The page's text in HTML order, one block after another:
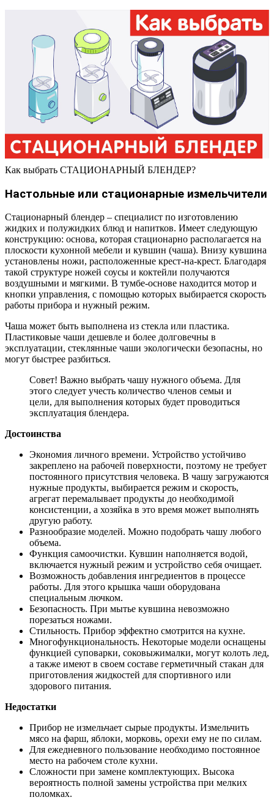
Как выбрать СТАЦИОНАРНЫЙ БЛЕНДЕР?
Настольные или стационарные измельчители
Стационарный блендер – специалист по изготовлению
жидких и полужидких блюд и напитков. Имеет следующую
конструкцию: основа, которая стационарно располагается на
плоскости кухонной мебели и кувшин (чаша). Внизу кувшина
установлены ножи, расположенные крест-на-крест. Благодаря
такой структуре ножей соусы и коктейли получаются
воздушными и мягкими. В тумбе-основе находится мотор и
кнопки управления, с помощью которых выбирается скорость
работы прибора и нужный режим.
Чаша может быть выполнена из стекла или пластика.
Пластиковые чаши дешевле и более долговечны в
эксплуатации, стеклянные чаши экологически безопасны, но
могут быстрее разбиться.
Совет! Важно выбрать чашу нужного объема. Для
этого следует учесть количество членов семьи и
цели, для выполнения которых будет проводиться
эксплуатация блендера.
Достоинства
Экономия личного времени. Устройство устойчиво
закреплено на рабочей поверхности, поэтому не требует
постоянного присутствия человека. В чашу загружаются
нужные продукты, выбирается режим и скорость,
агрегат перемалывает продукты до необходимой
консистенции, а хозяйка в это время может выполнять
другую работу.
Разнообразие моделей. Можно подобрать чашу любого
объема.
Функция самоочистки. Кувшин наполняется водой,
включается нужный режим и устройство себя очищает.
Возможность добавления ингредиентов в процессе
работы. Для этого крышка чаши оборудована
специальным лючком.
Безопасность. При мытье кувшина невозможно
порезаться ножами.
Стильность. Прибор эффектно смотрится на кухне.
Многофункциональность. Некоторые модели оснащены
функцией суповарки, соковыжималки, могут колоть лед,
а также имеют в своем составе герметичный стакан для
приготовления жидкостей для спортивного или
здорового питания.
Недостатки
Прибор не измельчает сырые продукты. Измельчить
мясо на фарш, яблоки, морковь, орехи ему не по силам.
Для ежедневного пользование необходимо постоянное
место на рабочем столе кухни.
Сложности при замене комплектующих. Высока
вероятность полной замены устройства при мелких
поломках.